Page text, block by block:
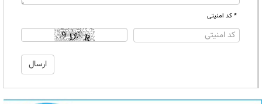
* کد امنیتی